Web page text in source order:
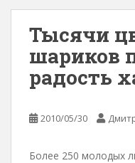
Тысячи
шариков
радость
2010/05/30
Более 250 молодых